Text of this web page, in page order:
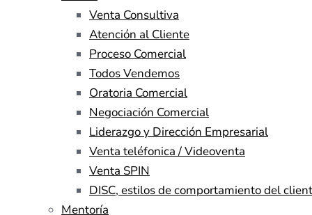
Venta Consultiva
Atención al Cliente
Proceso Comercial
Todos Vendemos
Oratoria Comercial
Negociación Comercial
Liderazgo y Dirección Empresarial
Venta teléfonica / Videoventa
Venta SPIN
DISC, estilos de comportamiento del
Mentoría